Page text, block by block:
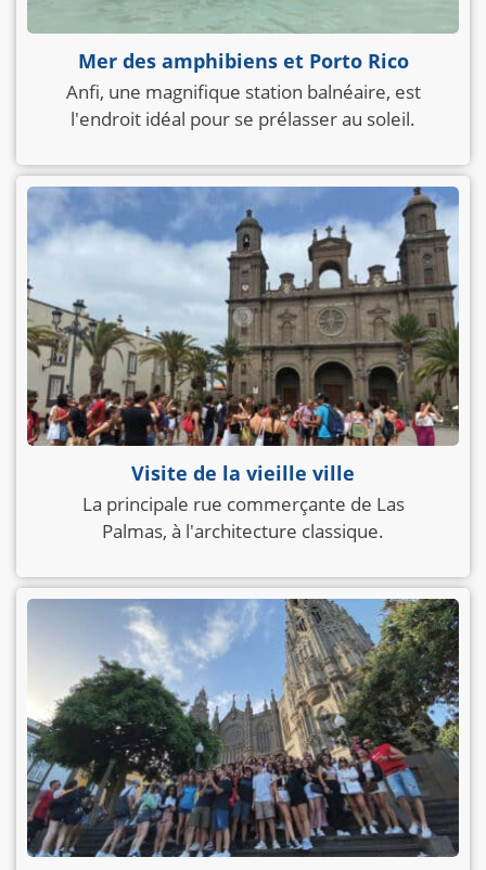
Mer des amphibiens et Porto Rico
Anfi, une magnifique station balnéaire, est
l'endroit idéal pour se prélasser au soleil.
Visite de la vieille ville
La principale rue commerçante de Las
Palmas, à l'architecture classique.